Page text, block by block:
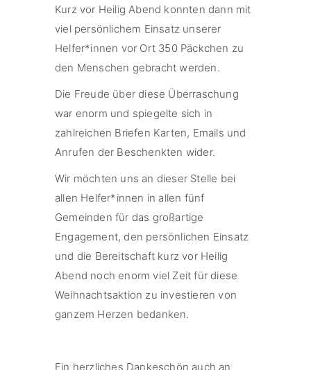
Kurz vor Heilig Abend konnten dann mit
viel persönlichem Einsatz unserer
Helfer*innen vor Ort 350 Päckchen zu
den Menschen gebracht werden.
Die Freude über diese Überraschung
war enorm und spiegelte sich in
zahlreichen Briefen Karten, Emails und
Anrufen der Beschenkten wider.
Wir möchten uns an dieser Stelle bei
allen Helfer*innen in allen fünf
Gemeinden für das großartige
Engagement, den persönlichen Einsatz
und die Bereitschaft kurz vor Heilig
Abend noch enorm viel Zeit für diese
Weihnachtsaktion zu investieren von
ganzem Herzen bedanken.
Ein herzliches Dankeschön auch an